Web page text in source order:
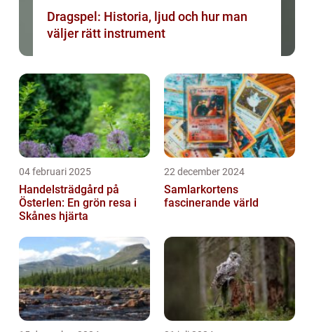
Dragspel: Historia, ljud och hur man
väljer rätt instrument
04 februari 2025
Handelsträdgård på
Österlen: En grön resa i
Skånes hjärta
22 december 2024
Samlarkortens
fascinerande värld